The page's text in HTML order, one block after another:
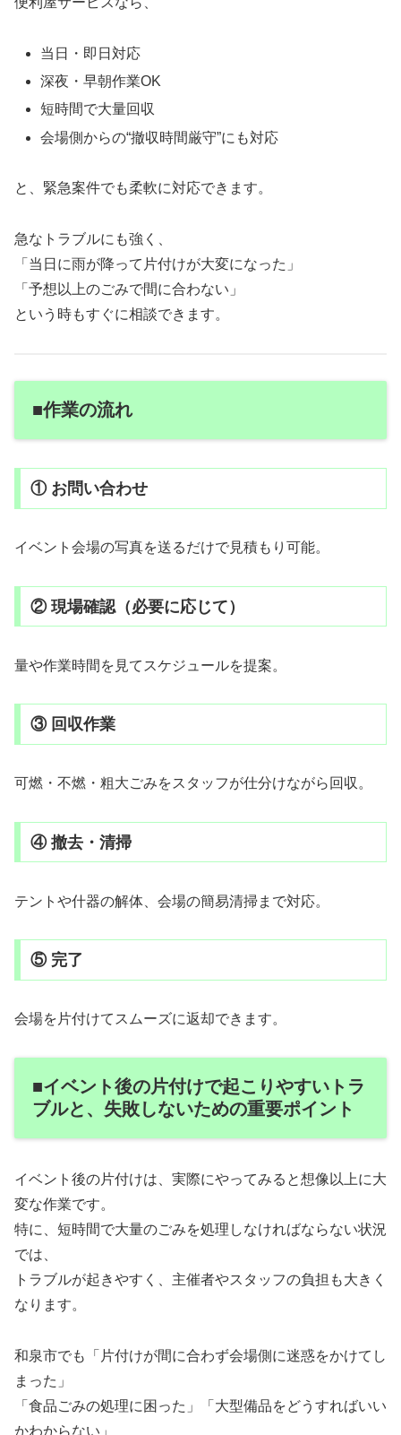
当日・即日対応
深夜・早朝作業OK
短時間で大量回収
会場側からの“撤収時間厳守”にも対応
と、緊急案件でも柔軟に対応できます。
急なトラブルにも強く、
「当日に雨が降って片付けが大変になった」
「予想以上のごみで間に合わない」
という時もすぐに相談できます。
■作業の流れ
① お問い合わせ
イベント会場の写真を送るだけで見積もり可能。
② 現場確認（必要に応じて）
量や作業時間を見てスケジュールを提案。
③ 回収作業
可燃・不燃・粗大ごみをスタッフが仕分けながら回収。
④ 撤去・清掃
テントや什器の解体、会場の簡易清掃まで対応。
⑤ 完了
会場を片付けてスムーズに返却できます。
■イベント後の片付けで起こりやすいトラ
ブルと、失敗しないための重要ポイント
イベント後の片付けは、実際にやってみると想像以上に大
変な作業です。
特に、短時間で大量のごみを処理しなければならない状況
では、
トラブルが起きやすく、主催者やスタッフの負担も大きく
なります。
和泉市でも「片付けが間に合わず会場側に迷惑をかけてし
まった」
「食品ごみの処理に困った」「大型備品をどうすればいい
かわからない」